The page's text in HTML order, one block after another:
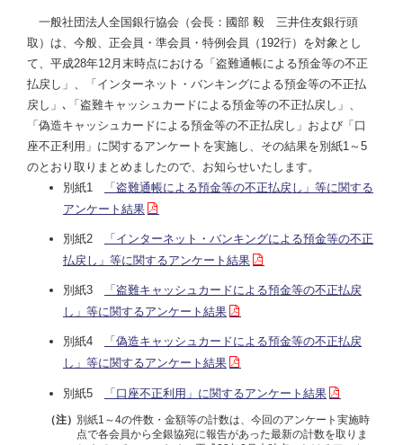
一般社団法人全国銀行協会（会長：國部 毅 三井住友銀行頭
取）は、今般、正会員・準会員・特例会員（192行）を対象とし
て、平成28年12月末時点における「盗難通帳による預金等の不正
払戻し」、「インターネット・バンキングによる預金等の不正払
戻し」､「盗難キャッシュカードによる預金等の不正払戻し」、
「偽造キャッシュカードによる預金等の不正払戻し」および「口
座不正利用」に関するアンケートを実施し、その結果を別紙1～5
のとおり取りまとめましたので、お知らせいたします。
別紙1
「盗難通帳による預金等の不正払戻し」等に関する
アンケート結果
別紙2
「インターネット・バンキングによる預金等の不正
払戻し」等に関するアンケート結果
別紙3
「盗難キャッシュカードによる預金等の不正払戻
し」等に関するアンケート結果
別紙4
「偽造キャッシュカードによる預金等の不正払戻
し」等に関するアンケート結果
別紙5 「口座不正利用」に関するアンケート結果
（注） 別紙1～4の件数・金額等の計数は、今回のアンケート実施時
点で各会員から全銀協宛に報告があった最新の計数を取りま